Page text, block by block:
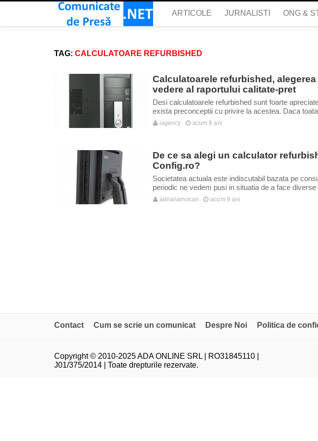
ARTICOLE JURNALISTI ONG &
TAG: CALCULATOARE REFURBISHED
Calculatoarele refurbished,
vedere al raportului calitate-pret
Desi calculatoarele refurbished sunt foarte
exista preconceptii cu privire la acestea. Daca
iagency acum 8 ani
De ce sa alegi un calculator
Config.ro?
Societatea actuala este indiscutabil bazata pe
periodic ne vedem pusi in situatia de a face
adrianamocan acum 9 ani
Contact Cum se scrie un comunicat Despre Noi Politica de
Copyright © 2010-2025 ADA ONLINE SRL | RO31845110 |
J01/375/2014 | Toate drepturile rezervate.